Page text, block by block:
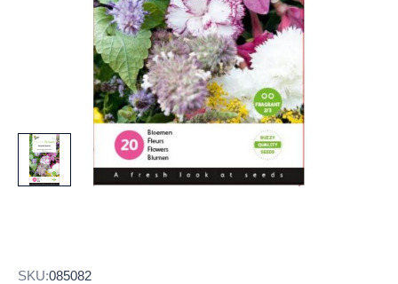
SKU:085082